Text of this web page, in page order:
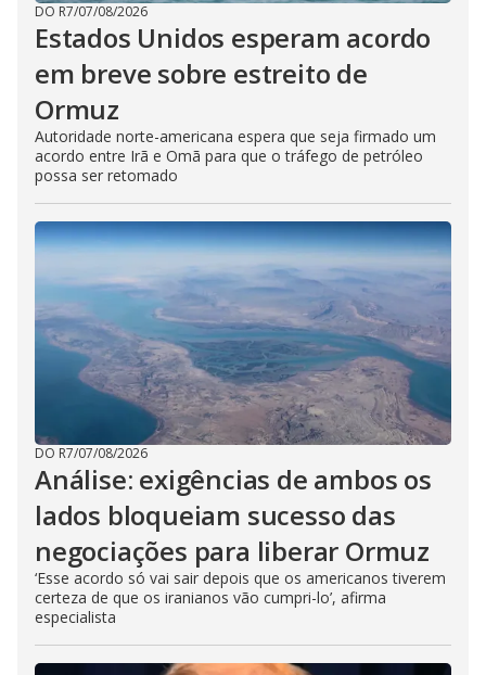
DO R7/07/08/2026
Estados Unidos esperam acordo
em breve sobre estreito de
Ormuz
Autoridade norte-americana espera que seja firmado um
acordo entre Irã e Omã para que o tráfego de petróleo
possa ser retomado
DO R7/07/08/2026
Análise: exigências de ambos os
lados bloqueiam sucesso das
negociações para liberar Ormuz
‘Esse acordo só vai sair depois que os americanos tiverem
certeza de que os iranianos vão cumpri-lo’, afirma
especialista